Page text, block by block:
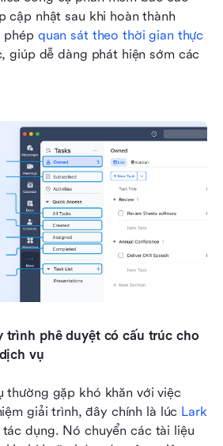
cập nhật sau khi hoàn thành
phép quan sát theo thời gian thực
giúp dễ dàng phát hiện sớm các
trình phê duyệt có cấu trúc cho
vụ
thường gặp khó khăn với việc
giải trình, đây chính là lúc Lark
dụng. Nó chuyển các tài liệu